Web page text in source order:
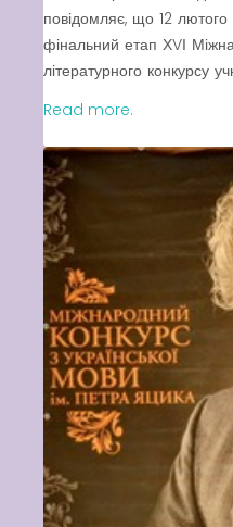
повідомляє, що 12 лютого
фінальний етап ХVІ
літературного конкурсу
Read more.